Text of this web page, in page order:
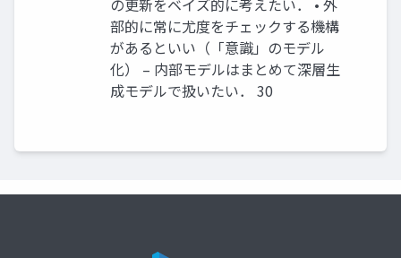
の更新をベイズ的に考えたい． • 外
部的に常に尤度をチェックする機構
があるといい（「意識」のモデル
化） – 内部モデルはまとめて深層生
成モデルで扱いたい． 30